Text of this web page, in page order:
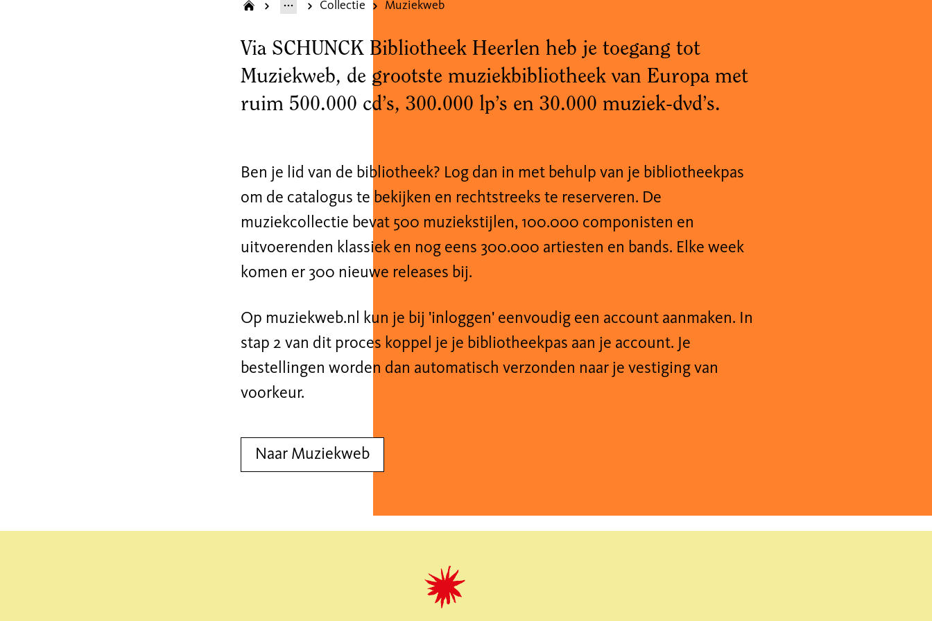
Collectie Muziekweb
Via SCHUNCK Bibliotheek Heerlen heb je toegang tot
Muziekweb, de grootste muziekbibliotheek van Europa met
ruim 500.000 cd’s, 300.000 lp’s en 30.000 muziek-dvd’s.
Ben je lid van de bibliotheek? Log dan in met behulp van je bibliotheekpas
om de catalogus te bekijken en rechtstreeks te reserveren. De
muziekcollectie bevat 500 muziekstijlen, 100.000 componisten en
uitvoerenden klassiek en nog eens 300.000 artiesten en bands. Elke week
komen er 300 nieuwe releases bij.
Op muziekweb.nl kun je bij 'inloggen' eenvoudig een account aanmaken. In
stap 2 van dit proces koppel je je bibliotheekpas aan je account. Je
bestellingen worden dan automatisch verzonden naar je vestiging van
voorkeur.
Naar Muziekweb